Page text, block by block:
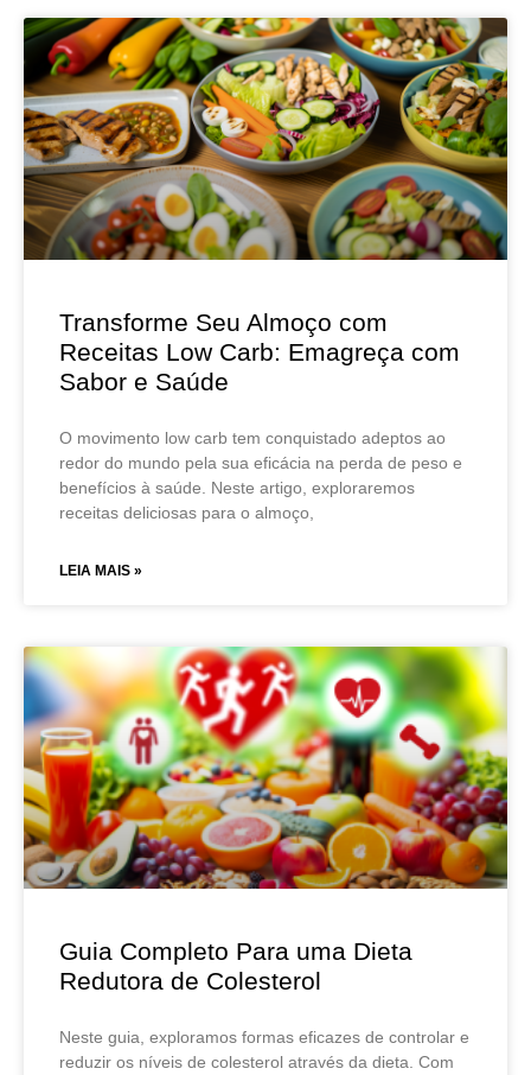
Transforme Seu Almoço com
Receitas Low Carb: Emagreça com
Sabor e Saúde
O movimento low carb tem conquistado adeptos ao
redor do mundo pela sua eficácia na perda de peso e
benefícios à saúde. Neste artigo, exploraremos
receitas deliciosas para o almoço,
LEIA MAIS »
Guia Completo Para uma Dieta
Redutora de Colesterol
Neste guia, exploramos formas eficazes de controlar e
reduzir os níveis de colesterol através da dieta. Com